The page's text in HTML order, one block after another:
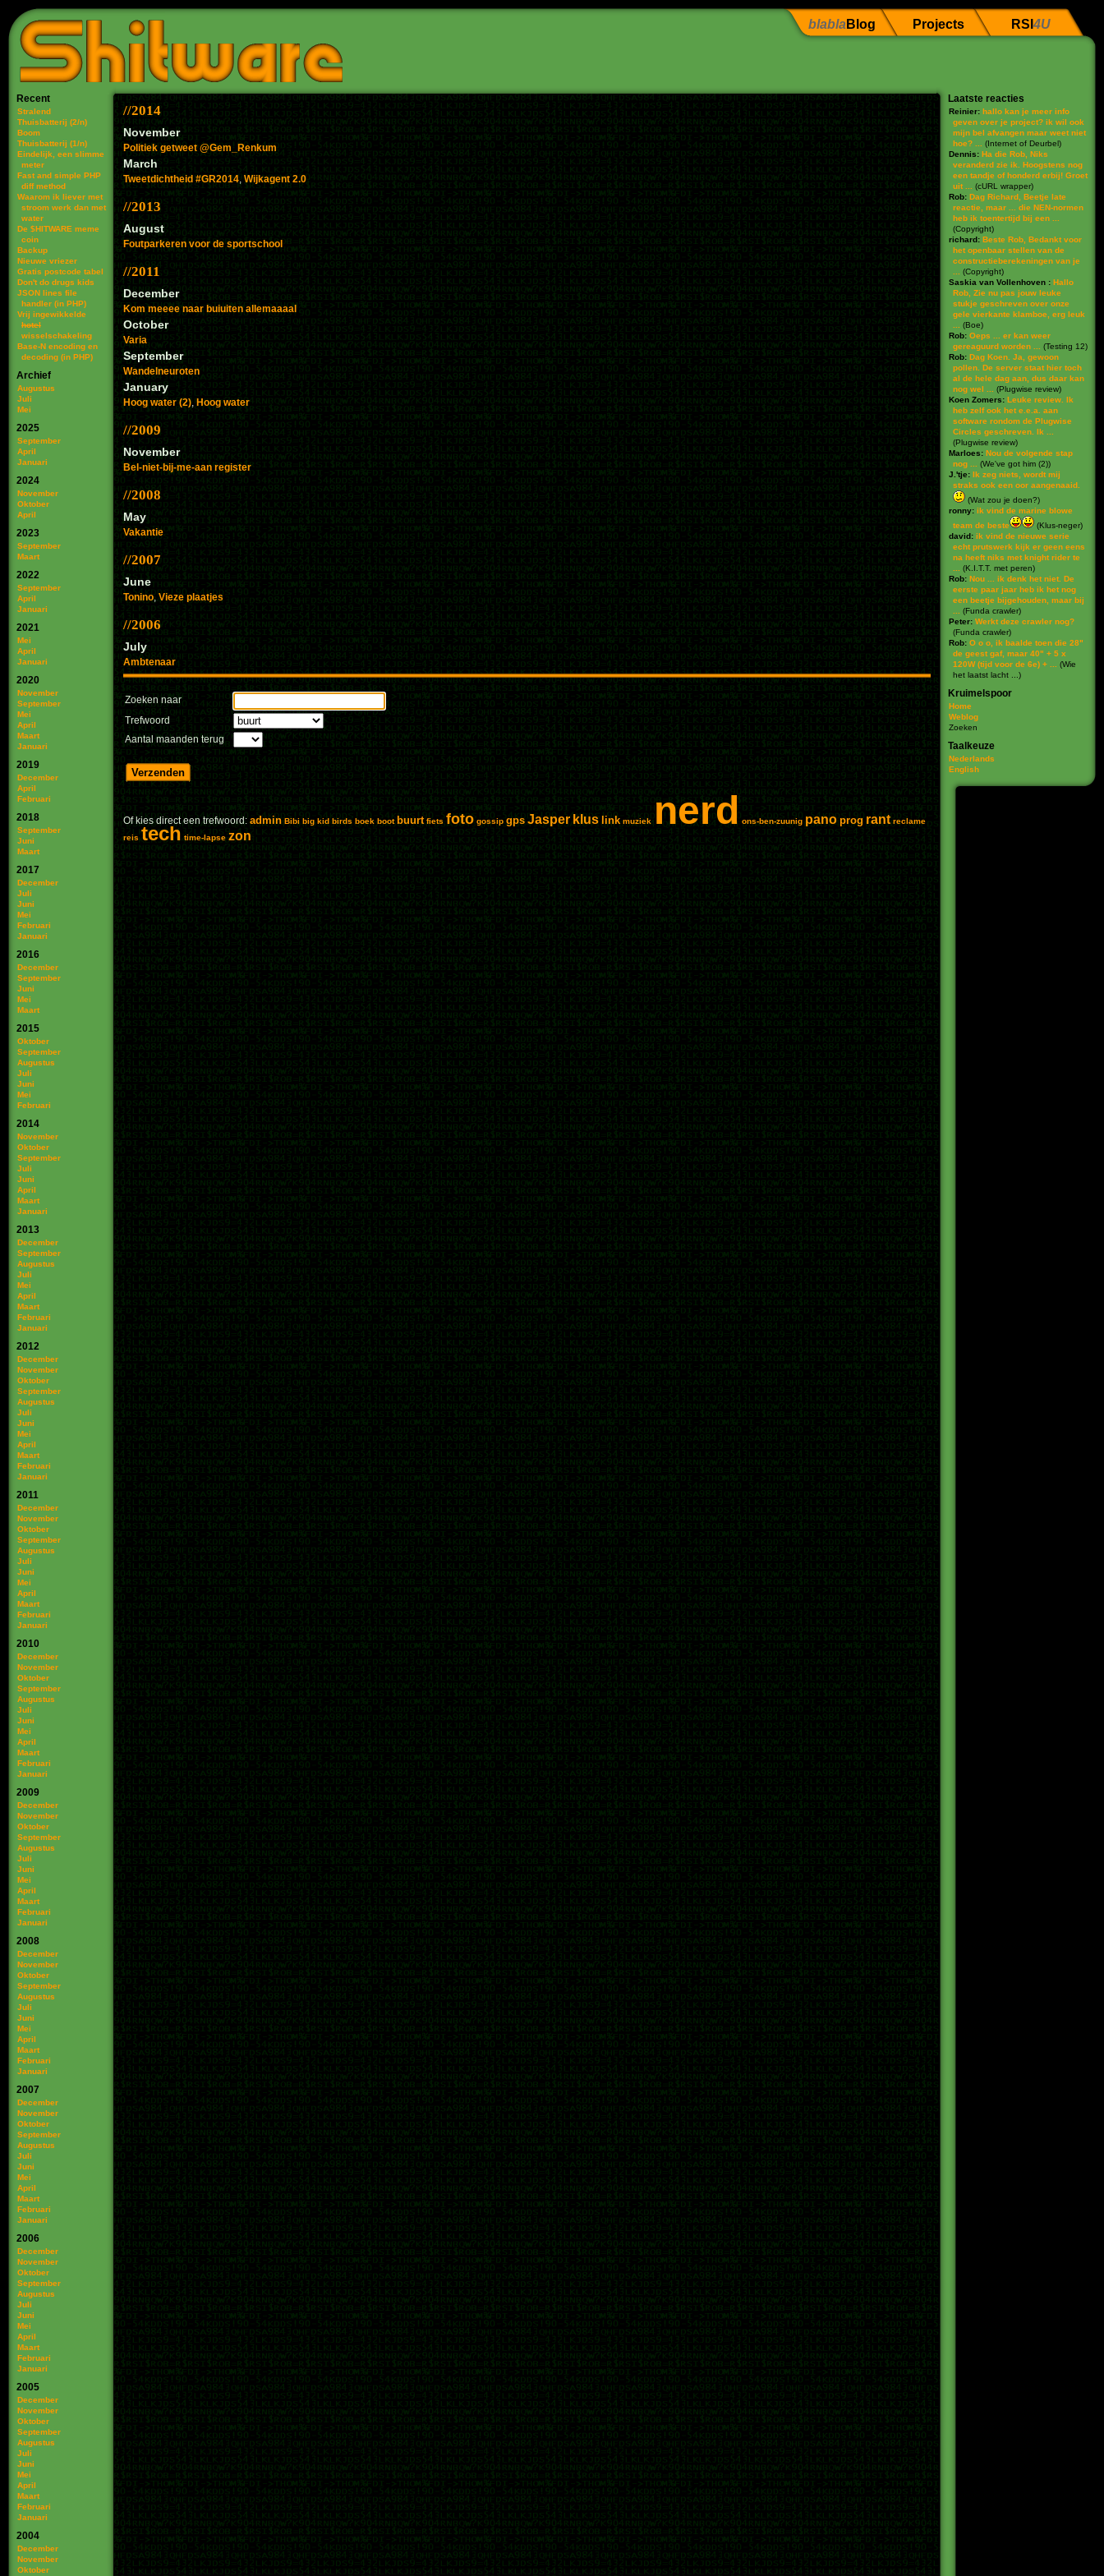
blabla Blog Projects RSI 4U
Recent
Stralend
Thuisbatterij (2/n)
Boom
Thuisbatterij (1/n)
Eindelijk, een slimme
meter
Fast and simple PHP
diff method
Waarom ik liever met
stroom werk dan met
water
De $HITWARE meme
coin
Backup
Nieuwe vriezer
Gratis postcode tabel
Don't do drugs kids
JSON lines file
handler (in PHP)
Vrij ingewikkelde
hotel
wisselschakeling
Base-N encoding en
decoding (in PHP)
Archief
Augustus
Juli
Mei
2025
September
April
Januari
2024
November
Oktober
April
2023
September
Maart
2022
September
April
Januari
2021
Mei
April
Januari
2020
November
September
Mei
April
Maart
Januari
2019
December
April
Februari
2018
September
Juni
Maart
2017
December
Juli
Juni
Mei
Februari
Januari
2016
December
September
Juni
Mei
Maart
2015
Oktober
September
Augustus
Juli
Juni
Mei
Februari
2014
November
Oktober
September
Juli
Juni
April
Maart
Januari
2013
December
September
Augustus
Juli
Mei
April
Maart
Februari
Januari
2012
December
November
Oktober
September
Augustus
Juli
Juni
Mei
April
Maart
Februari
Januari
2011
December
November
Oktober
September
Augustus
Juli
Juni
Mei
April
Maart
Februari
Januari
2010
December
November
Oktober
September
Augustus
Juli
Juni
Mei
April
Maart
Februari
Januari
2009
December
November
Oktober
September
Augustus
Juli
Juni
Mei
April
Maart
Februari
Januari
2008
December
November
Oktober
September
Augustus
Juli
Juni
Mei
April
Maart
Februari
Januari
2007
December
November
Oktober
September
Augustus
Juli
Juni
Mei
April
Maart
Februari
Januari
2006
December
November
Oktober
September
Augustus
Juli
Juni
Mei
April
Maart
Februari
Januari
2005
December
November
Oktober
September
Augustus
Juli
Juni
Mei
April
Maart
Februari
Januari
2004
December
November
Oktober
2014
November
Politiek getweet @Gem_Renkum
March
Tweetdichtheid #GR2014,Wijkagent 2.0
2013
August
Foutparkeren voor de sportschool
2011
December
Kom meeee naar buiuiten allemaaaal
October
Varia
September
Wandelneuroten
January
Hoog water (2), Hoog water
2009
November
Bel-niet-bij-me-aan register
2008
May
Vakantie
2007
June
Tonino,Vieze plaatjes
2006
July
Ambtenaar
Zoeken naar
Trefwoord
Aantal maanden terug
Of kies direct een trefwoord:admin Bibi big kid birds boek boot buurt fiets foto gossip gps Jasperklus link muziek nerd ons-ben-zuunig pano prog rant reclame
reis tech time-lapse zon
Laatste reacties
Reinier: hallo kan je meer info
geven over je project? ik wil ook
mijn bel afvangen maar weet niet
hoe? ...
(Internet of Deurbel)
Dennis: Ha die Rob, Niks
veranderd zie ik. Hoogstens nog
een tandje of honderd erbij! Groet
uit ...
(cURL wrapper)
Rob: Dag Richard, Beetje late
reactie, maar ... die NEN-normen
heb ik toentertijd bij een ...
(Copyright)
richard: Beste Rob, Bedankt voor
het openbaar stellen van de
constructieberekeningen van je
(Copyright)
Saskia van Vollenhoven : Hallo
Rob, Zie nu pas jouw leuke
stukje geschreven over onze
gele vierkante klamboe, erg leuk
(Boe)
Rob: Oeps ... er kan weer
gereaguurd worden ...
(Testing 12)
Rob: Dag Koen. Ja, gewoon
pollen. De server staat hier toch
al de hele dag aan, dus daar kan
nog wel ...
(Plugwise review)
Koen Zomers: Leuke review. Ik
heb zelf ook het e.e.a. aan
software rondom de Plugwise
Circles geschreven. Ik ...
(Plugwise review)
Marloes: Nou de volgende stap
nog ...
(We've got him (2))
J.'tje: Ik zeg niets, wordt mij
straks ook een oor aangenaaid.
(Wat zou je doen?)
ronny: ik vind de marine blowe
team de beste
(Klus-neger)
david: ik vind de nieuwe serie
echt prutswerk kijk er geen eens
na heeft niks met knight rider te
(K.I.T.T. met peren)
Rob: Nou ... ik denk het niet. De
eerste paar jaar heb ik het nog
een beetje bijgehouden, maar bij
(Funda crawler)
Peter: Werkt deze crawler nog?
(Funda crawler)
Rob: O o o, ik baalde toen die 28"
de geest gaf, maar 40" + 5 x
120W (tijd voor de 6e) + ...
(Wie
het laatst lacht ... )
Kruimelspoor
Home
Weblog
Zoeken
Taalkeuze
Nederlands
English